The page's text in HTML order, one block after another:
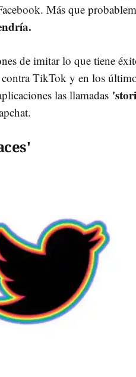
Más que
de imitar lo que tiene
TikTok y en los
las llamadas